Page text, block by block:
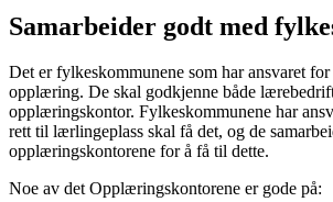
Samarbeider godt med
Det er fylkeskommunene som har ansvaret
opplæring. De skal godkjenne både
opplæringskontor. Fylkeskommunene har
rett til lærlingeplass skal få det, og de
opplæringskontorene for å få til dette.
Noe av det Opplæringskontorene er gode på: